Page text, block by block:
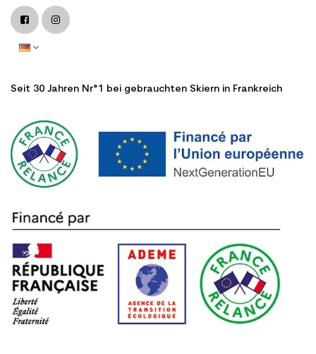
Seit 30 Jahren Nr°1 bei gebrauchten Skiern in Frankreich